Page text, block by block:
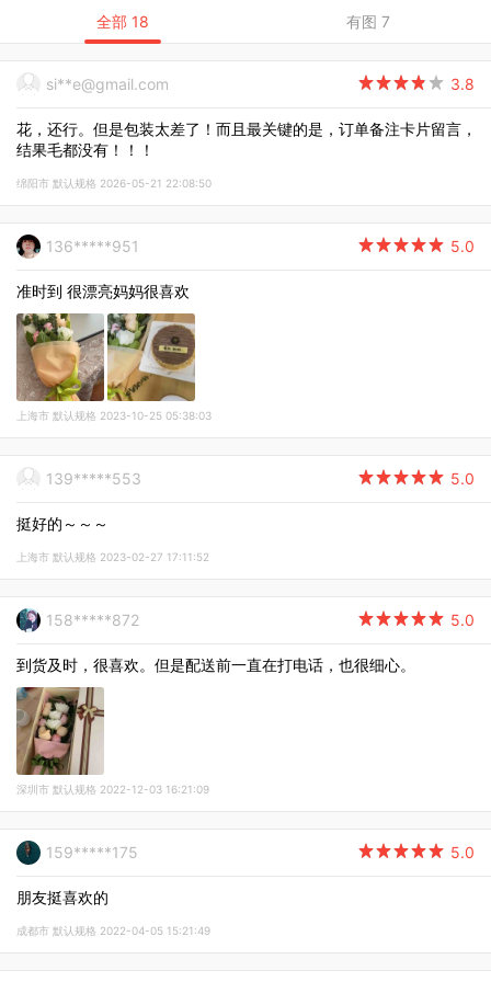
si**e@gmail.com 3.8

花，还行。但是包装太差了！而且最关键的是，订单备注卡片留言，
结果毛都没有！！！
绵阳市 默认规格 2026-05-21 22:08:50
136*****951 5.0

准时到 很漂亮妈妈很喜欢
上海市 默认规格 2023-10-25 05:38:03
139*****553 5.0

挺好的～～～
上海市 默认规格 2023-02-27 17:11:52
158*****872 5.0

到货及时，很喜欢。但是配送前一直在打电话，也很细心。
深圳市 默认规格 2022-12-03 16:21:09
159*****175 5.0

朋友挺喜欢的
成都市 默认规格 2022-04-05 15:21:49
全部 18 有图 7